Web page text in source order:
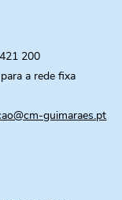
200
a rede fixa
guimaraes.pt